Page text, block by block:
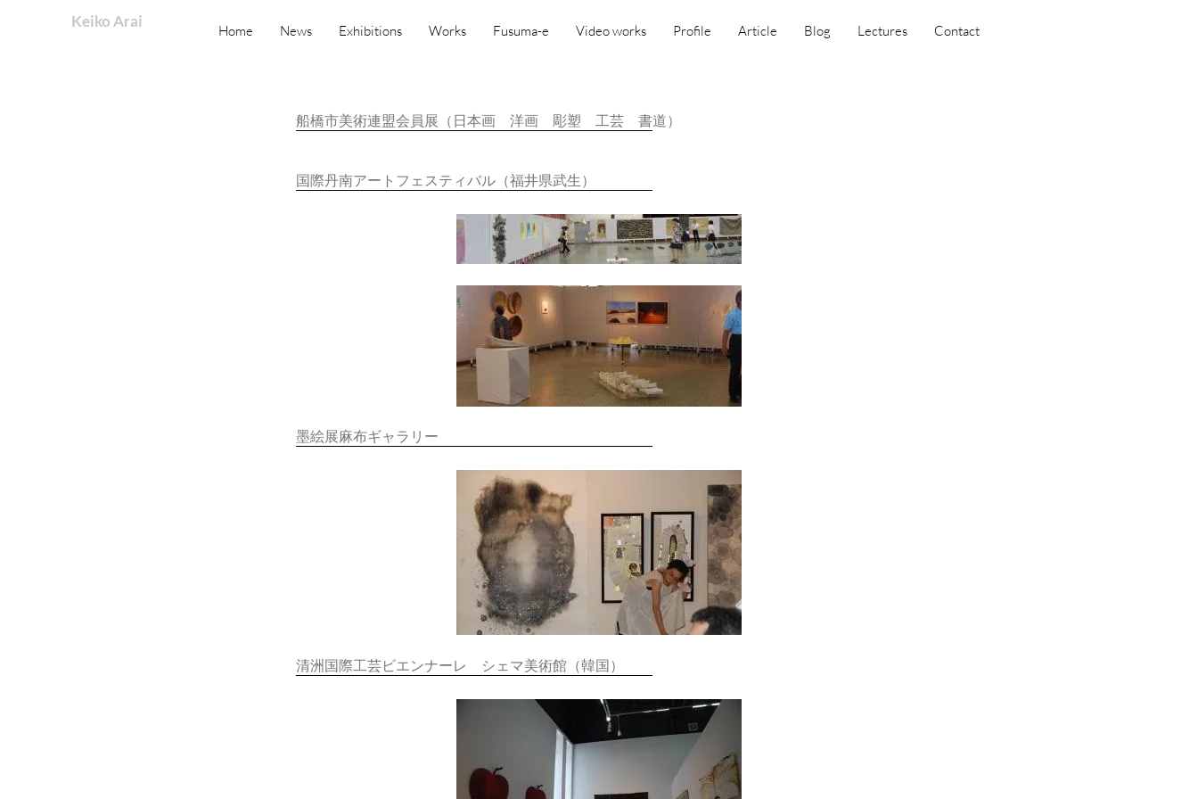
Keiko Arai
Home News Exhibitions Works Fusuma-e Video works Profile Article Blog Lectures Contact
船橋市美術連盟会員展（日本画 洋画 彫塑 工芸 書道）
国際丹南アートフェスティバル（福井県武生）
墨絵展麻布ギャラリー
清洲国際工芸ビエンナーレ シェマ美術館（韓国）